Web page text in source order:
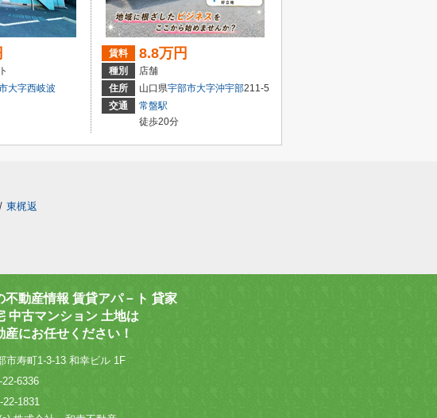
大字西岐波
賃料 8.8万円
種別
店舗
住所
山口県宇部市大字沖宇部211-5
交通
常盤駅
徒歩20分
/ 東梶返
不動産情報 賃貸アパ－ト 貸家
中古マンション 土地は
産にお任せください！
市寿町1-3-13 和幸ビル 1F
6336
22-1831